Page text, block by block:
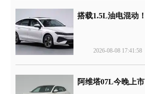
2026-08-08 17:41:58
阿维塔07L今晚上市